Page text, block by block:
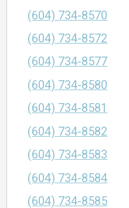
(604) 734-8570
(604) 734-8572
(604) 734-8577
(604) 734-8580
(604) 734-8581
(604) 734-8582
(604) 734-8583
(604) 734-8584
(604) 734-8585